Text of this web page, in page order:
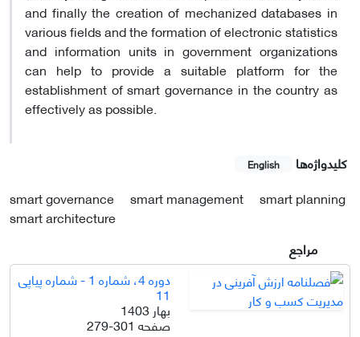
and finally the creation of mechanized databases in
various fields and the formation of electronic statistics
and information units in government organizations
can help to provide a suitable platform for the
establishment of smart governance in the country as
effectively as possible.
کلیدواژه‌ها English
smart governance smart management
smart planning
smart architecture
مراجع
دوره 4، شماره 1 - شماره پیاپی
11
بهار 1403
صفحه 279-301